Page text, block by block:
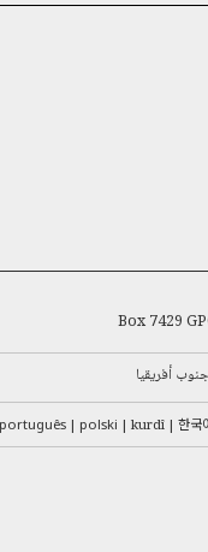
Box 7429
جنوب أفريقيا
한국
kurdî
polski
português